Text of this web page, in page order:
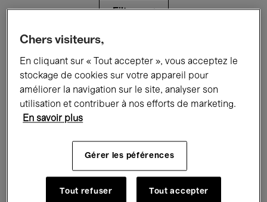
Filtres
Expositions Films Performances
Rencontres & Débats Jazz
Musique électronique
Chers visiteurs,
En cliquant sur « Tout accepter », vous acceptez le
stockage de cookies sur votre appareil pour
améliorer la navigation sur le site, analyser son
utilisation et contribuer à nos efforts de marketing.
En savoir plus
Gérer les péférences
Tout refuser Tout accepter